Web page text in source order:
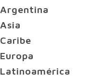
Argentina
Asia
Caribe
Europa
Latinoamérica